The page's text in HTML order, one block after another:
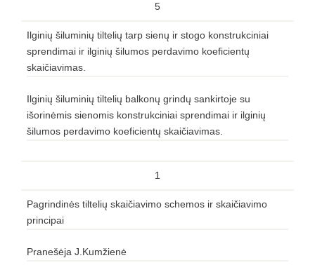
5
Ilginių šiluminių tiltelių tarp sienų ir stogo konstrukciniai
sprendimai ir ilginių šilumos perdavimo koeficientų
skaičiavimas.
Ilginių šiluminių tiltelių balkonų grindų sankirtoje su
išorinėmis sienomis konstrukciniai sprendimai ir ilginių
šilumos perdavimo koeficientų skaičiavimas.
1
Pagrindinės tiltelių skaičiavimo schemos ir skaičiavimo
principai
Pranešėja J.Kumžienė